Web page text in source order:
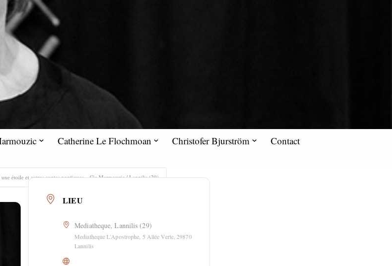
Catherine Le Flochmoan Christofer Bjurström
Contact
étoile et autres contes nordiques – Cie Marmouzic / Lannilis (29)
LIEU
Mediatheque, Lannilis (29)
Mediatheque L'Apostrophe, 5 Allée Verte, 29870
Lannilis